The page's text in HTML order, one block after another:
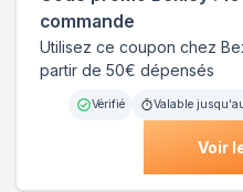
commande
Utilisez ce coupon chez
partir de 50€ dépensés
Vérifié Valable
Voir